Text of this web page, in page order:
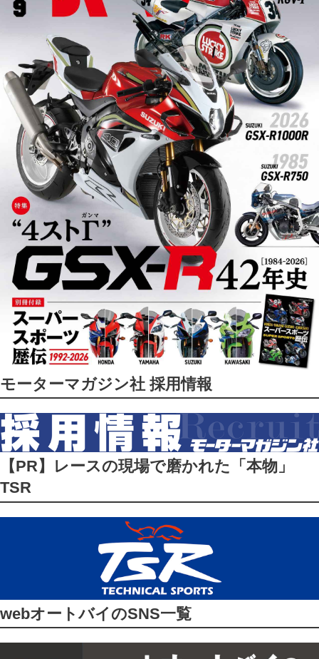
モーターマガジン社 採用情報
【PR】レースの現場で磨かれた「本物」
TSR
webオートバイのSNS一覧